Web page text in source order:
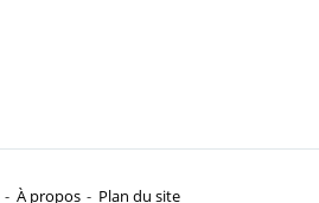
À propos Plan du site